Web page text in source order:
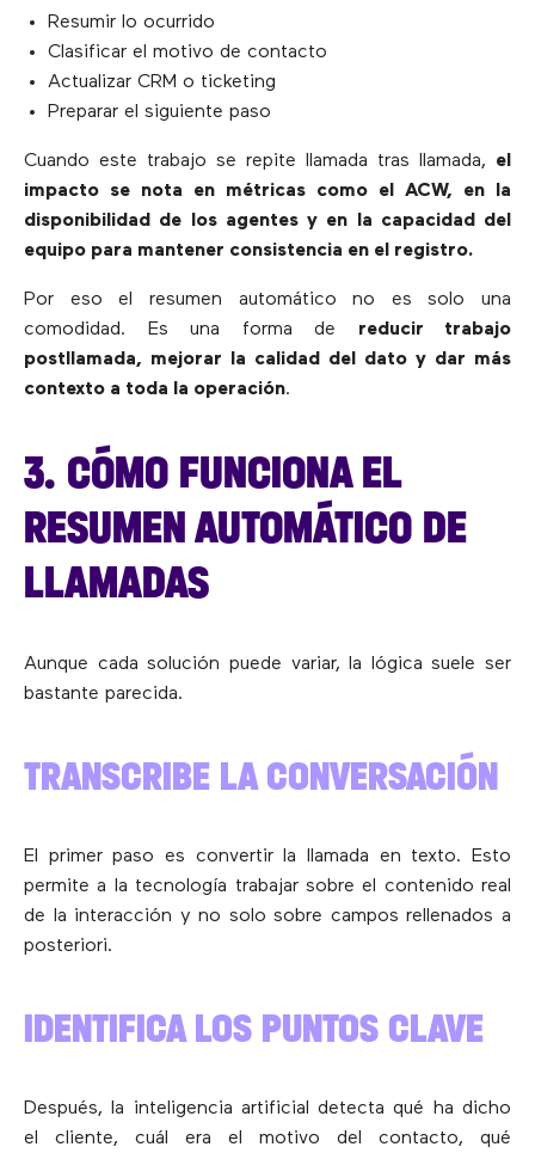
Resumir lo ocurrido
Clasificar el motivo de contacto
Actualizar CRM o ticketing
Preparar el siguiente paso
Cuando este trabajo se repite llamada tras llamada, el
impacto se nota en métricas como el ACW, en la
disponibilidad de los agentes y en la capacidad del
equipo para mantener consistencia en el registro.
Por eso el resumen automático no es solo una
comodidad. Es una forma de reducir trabajo
postllamada, mejorar la calidad del dato y dar más
contexto a toda la operación.
3. CÓMO FUNCIONA EL
RESUMEN AUTOMÁTICO DE
LLAMADAS
Aunque cada solución puede variar, la lógica suele ser
bastante parecida.
TRANSCRIBE LA CONVERSACIÓN
El primer paso es convertir la llamada en texto. Esto
permite a la tecnología trabajar sobre el contenido real
de la interacción y no solo sobre campos rellenados a
posteriori.
IDENTIFICA LOS PUNTOS CLAVE
Después, la inteligencia artificial detecta qué ha dicho
el cliente, cuál era el motivo del contacto, qué